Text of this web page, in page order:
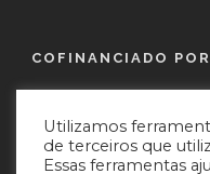
COFINANCIADO
Utilizamos
de terceiros que
Essas ferramentas